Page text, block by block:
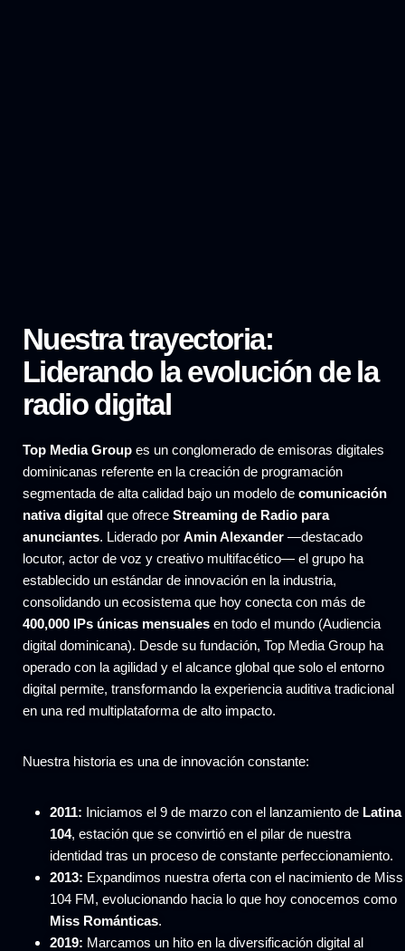
Nuestra trayectoria:
Liderando la evolución de la
radio digital
Top Media Group es un conglomerado de emisoras digitales
dominicanas referente en la creación de programación
segmentada de alta calidad bajo un modelo de comunicación
nativa digital que ofrece Streaming de Radio para
anunciantes. Liderado por Amin Alexander —destacado
locutor, actor de voz y creativo multifacético— el grupo ha
establecido un estándar de innovación en la industria,
consolidando un ecosistema que hoy conecta con más de
400,000 IPs únicas mensuales en todo el mundo (Audiencia
digital dominicana). Desde su fundación, Top Media Group ha
operado con la agilidad y el alcance global que solo el entorno
digital permite, transformando la experiencia auditiva tradicional
en una red multiplataforma de alto impacto.
Nuestra historia es una de innovación constante:
2011: Iniciamos el 9 de marzo con el lanzamiento de Latina
104, estación que se convirtió en el pilar de nuestra
identidad tras un proceso de constante perfeccionamiento.
2013: Expandimos nuestra oferta con el nacimiento de Miss
104 FM, evolucionando hacia lo que hoy conocemos como
Miss Románticas.
2019: Marcamos un hito en la diversificación digital al